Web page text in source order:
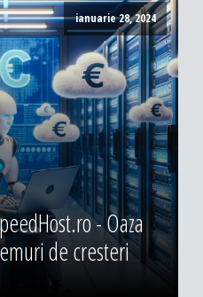
ianuarie 28, 2024
- Oaza
de cresteri